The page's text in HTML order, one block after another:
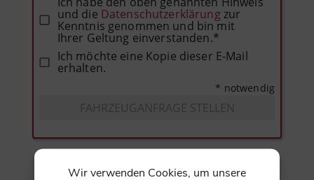
Wir verwenden Cookies, um unsere
und die Datenschutzerklärung zur
Kenntnis genommen und bin mit
Ihrer Geltung einverstanden.*
Ich möchte eine Kopie dieser E-Mail
erhalten.
* notwendig
FAHRZEUGANFRAGE STELLEN